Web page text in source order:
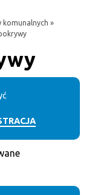
komunalnych »